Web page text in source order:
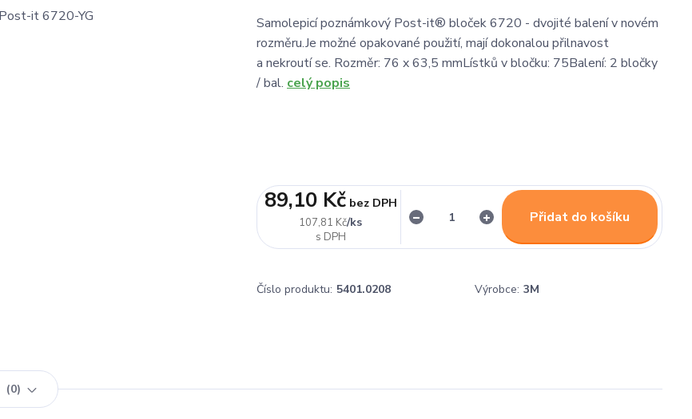
Samolepicí poznámkový Post-it® bloček 6720 - dvojité balení v novém
rozměru.Je možné opakované použití, mají dokonalou přilnavost
a nekroutí se. Rozměr: 76 x 63,5 mmLístků v bločku: 75Balení: 2 bločky
/ bal. celý popis
107,81 Kč/ks
89,10 Kč bez DPH
Přidat do košíku
Číslo produktu: 5401.0208 Výrobce: 3M
0